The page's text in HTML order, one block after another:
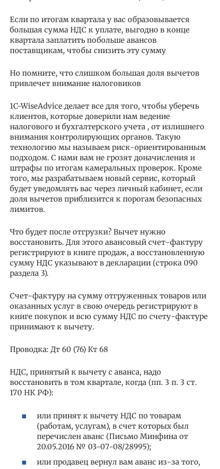
Если по итогам квартала у вас образовывается
большая сумма НДС к уплате, выгодно в конце
квартала заплатить побольше авансов
поставщикам, чтобы снизить эту сумму
Но помните, что слишком большая доля вычетов
привлечет внимание налоговиков
1C-WiseAdvice делает все для того, чтобы уберечь
клиентов, которые доверили нам ведение
налогового и бухгалтерского учета , от излишнего
внимания контролирующих органов. Такую
технологию мы называем риск-ориентированным
подходом. С нами вам не грозят доначисления и
штрафы по итогам камеральных проверок. Кроме
того, мы разрабатываем новый сервис, который
будет уведомлять вас через личный кабинет, если
доля вычетов приблизится к порогам безопасных
лимитов.
Что будет после отгрузки? Вычет нужно
восстановить. Для этого авансовый счет-фактуру
регистрируют в книге продаж, а восстановленную
сумму НДС указывают в декларации (строка 090
раздела 3).
Счет-фактуру на сумму отгруженных товаров или
оказанных услуг в свою очередь регистрируют в
книге покупок и всю сумму НДС по счету-фактуре
принимают к вычету.
Проводка: Дт 60 (76) Кт 68
НДС, принятый к вычету с аванса, надо
восстановить в том квартале, когда (пп. 3 п. 3 ст.
170 НК РФ):
или принят к вычету НДС по товарам
(работам, услугам), в счет которых был
перечислен аванс (Письмо Минфина от
20.05.2016 № 03-07-08/28995);
или продавец вернул вам аванс из-за того,